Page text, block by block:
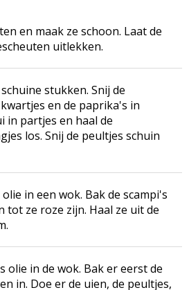
en maak ze schoon. Laat de
uitlekken.
stukken. Snij de
en de paprika's in
in partjes en haal de
los. Snij de peultjes schuin
in een wok. Bak de scampi's
tot ze roze zijn. Haal ze uit de
olie in de wok. Bak er eerst de
in. Doe er de uien, de peultjes,